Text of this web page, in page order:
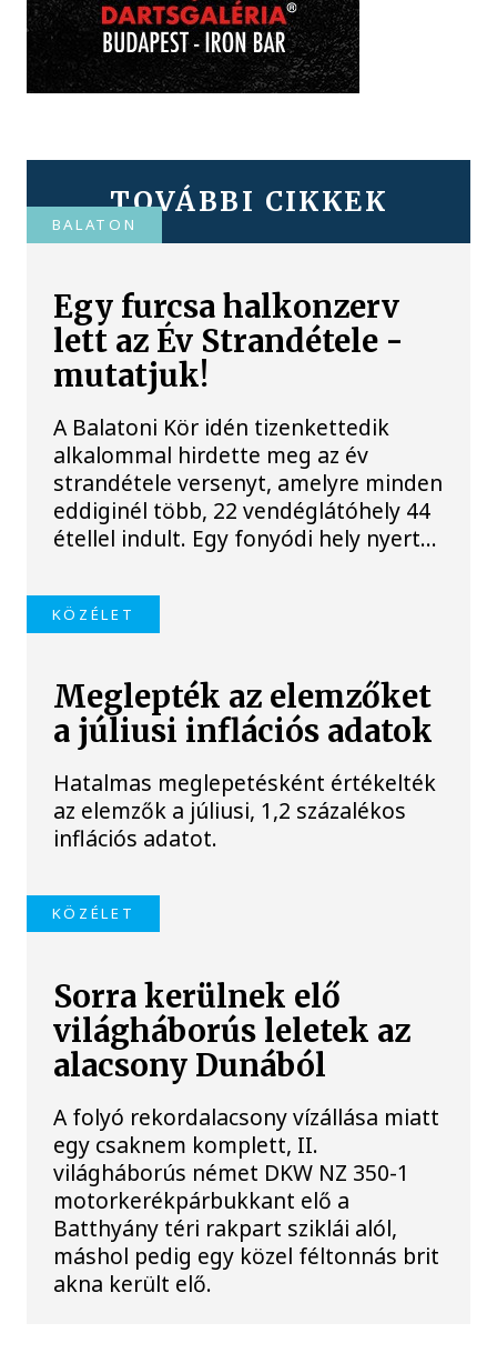
TOVÁBBI CIKKEK
BALATON
Egy furcsa halkonzerv
lett az Év Strandétele -
mutatjuk!
A Balatoni Kör idén tizenkettedik
alkalommal hirdette meg az év
strandétele versenyt, amelyre minden
eddiginél több, 22 vendéglátóhely 44
étellel indult. Egy fonyódi hely nyert...
KÖZÉLET
Meglepték az elemzőket
a júliusi inflációs adatok
Hatalmas meglepetésként értékelték
az elemzők a júliusi, 1,2 százalékos
inflációs adatot.
KÖZÉLET
Sorra kerülnek elő
világháborús leletek az
alacsony Dunából
A folyó rekordalacsony vízállása miatt
egy csaknem komplett, II.
világháborús német DKW NZ 350-1
motorkerékpárbukkant elő a
Batthyány téri rakpart sziklái alól,
máshol pedig egy közel féltonnás brit
akna került elő.